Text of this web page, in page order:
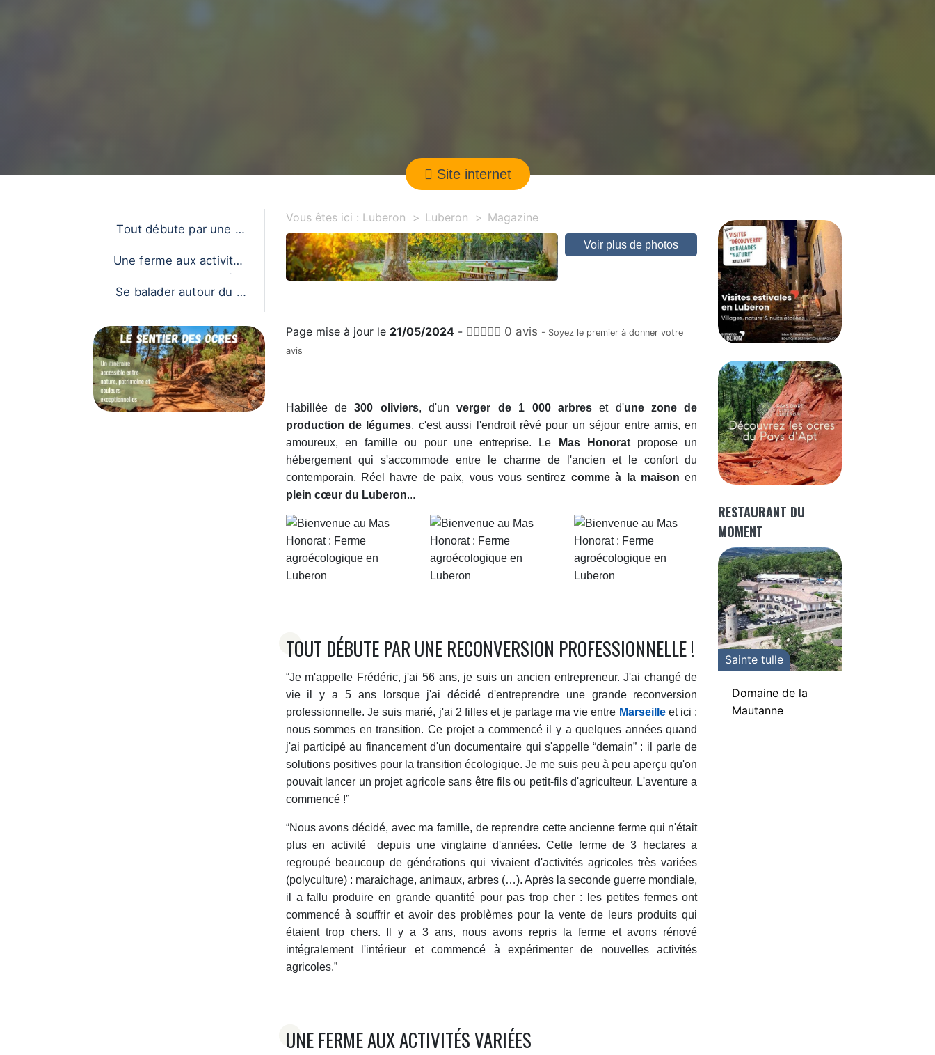
Site internet
Tout débute par une re
elle !
Une ferme aux activités
Se balader autour du M
Vous êtes ici : Luberon Luberon Magazine
Voir plus de photos
Page mise à jour le 21/05/2024- 0 avis - Soyez le premier à donner votre
avis
Habillée de300 oliviers, d'unverger de 1 000 arbreset d'une zone de
production de légumes, c'est aussi l'endroit rêvé pour un séjour entre amis, en
amoureux, en famille ou pour une entreprise. Le
Mas Honoratpropose un
hébergement qui s'accommode entre le charme de l'ancien et le confort du
contemporain. Réel havre de paix, vous vous sentirez comme à la maison en
plein cœur du Luberon...
TOUT DÉBUTE PAR UNE RECONVERSION PROFESSIONNELLE !
“Je m'appelle Frédéric, j'ai 56 ans, je suis un ancien entrepreneur. J'ai changé de
vie il y a 5 ans lorsque j'ai décidé d'entreprendre une grande reconversion
professionnelle. Je suis marié, j'ai 2 filles et je partage ma vie entre Marseilleet ici :
nous sommes en transition. Ce projet a commencé il y a quelques années quand
j'ai participé au financement d'un documentaire qui s'appelle “demain” : il parle de
solutions positives pour la transition écologique. Je me suis peu à peu aperçu qu'on
pouvait lancer un projet agricole sans être fils ou petit-fils d'agriculteur. L'aventure a
commencé !”
“Nous avons décidé, avec ma famille, de reprendre cette ancienne ferme qui n'était
plus en activité depuis une vingtaine d'années. Cette ferme de 3 hectares a
regroupé beaucoup de générations qui vivaient d'activités agricoles très variées
(polyculture) : maraichage, animaux, arbres (…). Après la seconde guerre mondiale,
il a fallu produire en grande quantité pour pas trop cher : les petites fermes ont
commencé à souffrir et avoir des problèmes pour la vente de leurs produits qui
étaient trop chers. Il y a 3 ans, nous avons repris la ferme et avons rénové
intégralement l'intérieur et commencé à expérimenter de nouvelles activités
agricoles.”
UNE FERME AUX ACTIVITÉS VARIÉES
RESTAURANT DU
MOMENT
Sainte tulle
Domaine de la
Mautanne